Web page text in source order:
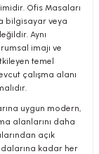
Ofis Masaları
bilgisayar veya
Aynı
imajı ve
temel
çalışma alanı
uygun modern,
alanlarını daha
açık
kadar her